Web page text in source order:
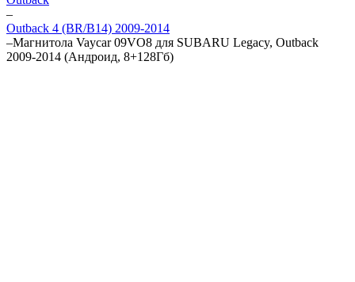
–
Outback 4 (BR/B14) 2009-2014
–Магнитола Vaycar 09VO8 для SUBARU Legacy, Outback
2009-2014 (Андроид, 8+128Гб)